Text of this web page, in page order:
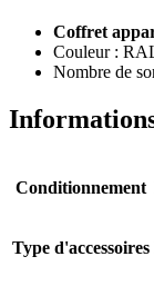
Coffret
Couleur :
Nombre de
Conditionnement
Type d'accessoires